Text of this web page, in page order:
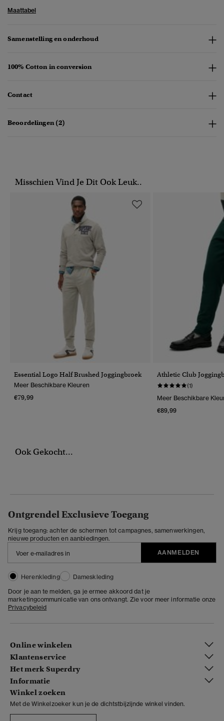
Maattabel
Samenstelling en onderhoud
100% Cotton in conversion
Contact
Beoordelingen (2)
Misschien Vind Je Dit Ook Leuk..
Essential Logo Half Brushed Joggingbroek
Meer Beschikbare Kleuren
€79,99
Athletic Club
(1)
Meer Beschikbare
€89,99
Ook Gekocht...
Ontgrendel Exclusieve Toegang
Krijg toegang: achter de schermen tot campagnes, samenwerkingen,
nieuwe producten en aanbiedingen.
AANMELDEN
Herenkleding
Dameskleding
Door je aan te melden, ga je ermee akkoord dat je
marketingcommunicatie van ons ontvangt. Zie voor meer informatie onze
Privacybeleid
Online winkelen
Klantenservice
Het merk Superdry
Informatie
Winkel zoeken
Met de Winkelzoeker kun je de dichtstbijzijnde winkel vinden.